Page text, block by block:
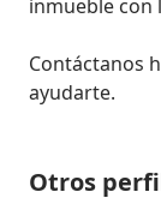
inmueble con
Contáctanos
ayudarte.
Otros